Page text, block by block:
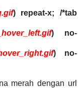
) repeat-x; /*tab
) no-
) no-
merah dengan url